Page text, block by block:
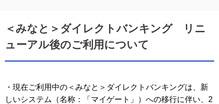
＜みなと＞ダイレクトバンキング リニ
ューアル後のご利用について
・現在ご利用中の＜みなと＞ダイレクトバンキングは、新
しいシステム（名称：「マイゲート」）への移行に伴い、2